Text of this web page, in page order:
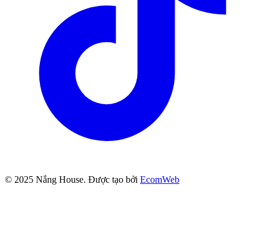
© 2025 Nắng House. Được tạo bởi EcomWeb